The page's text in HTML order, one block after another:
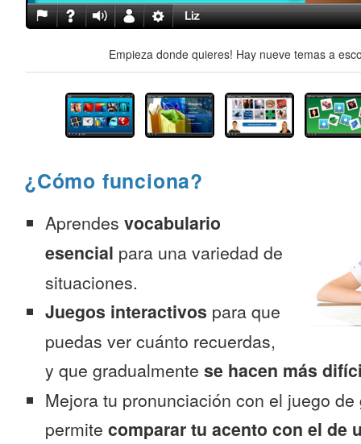
Empieza donde quieres! Hay nueve temas a
¿Cómo funciona?
Aprendes vocabulario
esencial para una variedad de
situaciones.
Juegos interactivos para que
puedas ver cuánto recuerdas,
y que gradualmente se hacen más
Mejora tu pronunciación con el juego
permite comparar tu acento con el de